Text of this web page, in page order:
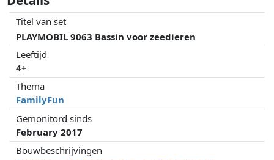
Titel van set
PLAYMOBIL 9063 Bassin voor zeedieren
Leeftijd
4+
Thema
FamilyFun
Gemonitord sinds
February 2017
Bouwbeschrijvingen